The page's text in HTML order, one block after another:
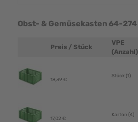
Obst- & Gemüsekasten 64-274
Produktbild
Preis / Stück
VPE
(Anzahl)
18,39 €
Stück (1)
17,02 €
Karton (4)